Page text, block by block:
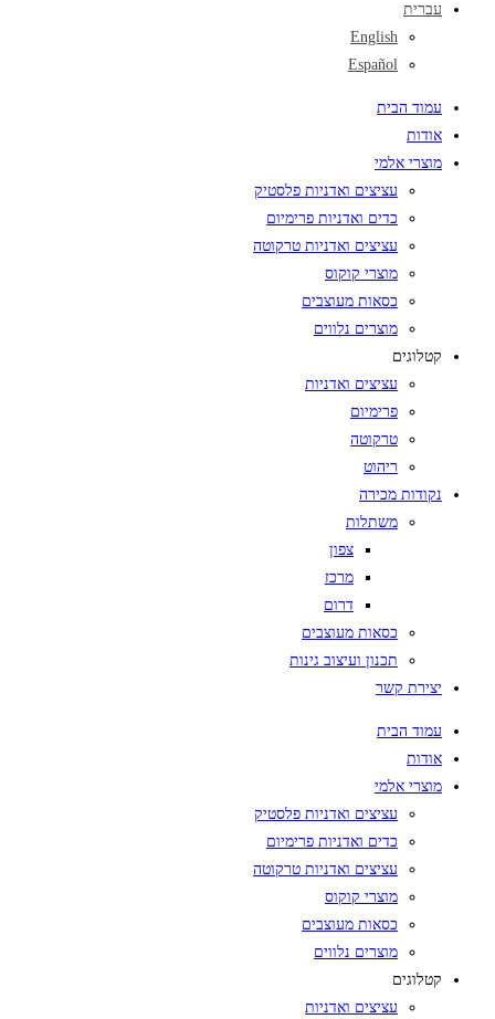
עברית
English
Español
עמוד הבית
אודות
מוצרי אלמי
עציצים ואדניות פלסטיק
כדים ואדניות פרימיום
עציצים ואדניות טרקוטה
מוצרי קוקוס
כסאות מעוצבים
מוצרים נלווים
קטלוגים
עציצים ואדניות
פרימיום
טרקוטה
ריהוט
נקודות מכירה
משתלות
צפון
מרכז
דרום
כסאות מעוצבים
תכנון ועיצוב גינות
יצירת קשר
עמוד הבית
אודות
מוצרי אלמי
עציצים ואדניות פלסטיק
כדים ואדניות פרימיום
עציצים ואדניות טרקוטה
מוצרי קוקוס
כסאות מעוצבים
מוצרים נלווים
קטלוגים
עציצים ואדניות